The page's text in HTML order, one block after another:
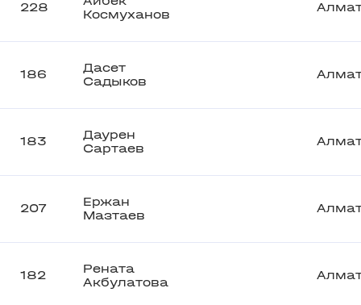
228
Космуханов
186
Дасет
Садыков
183
Даурен
Сартаев
207
Ержан
Мазтаев
182
Рената
Акбулатова